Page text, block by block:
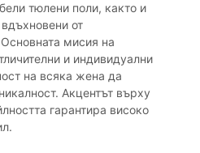
тюлени поли, както и
от
мисия на
и индивидуални
на всяка жена да
Акцентът върху
гарантира високо